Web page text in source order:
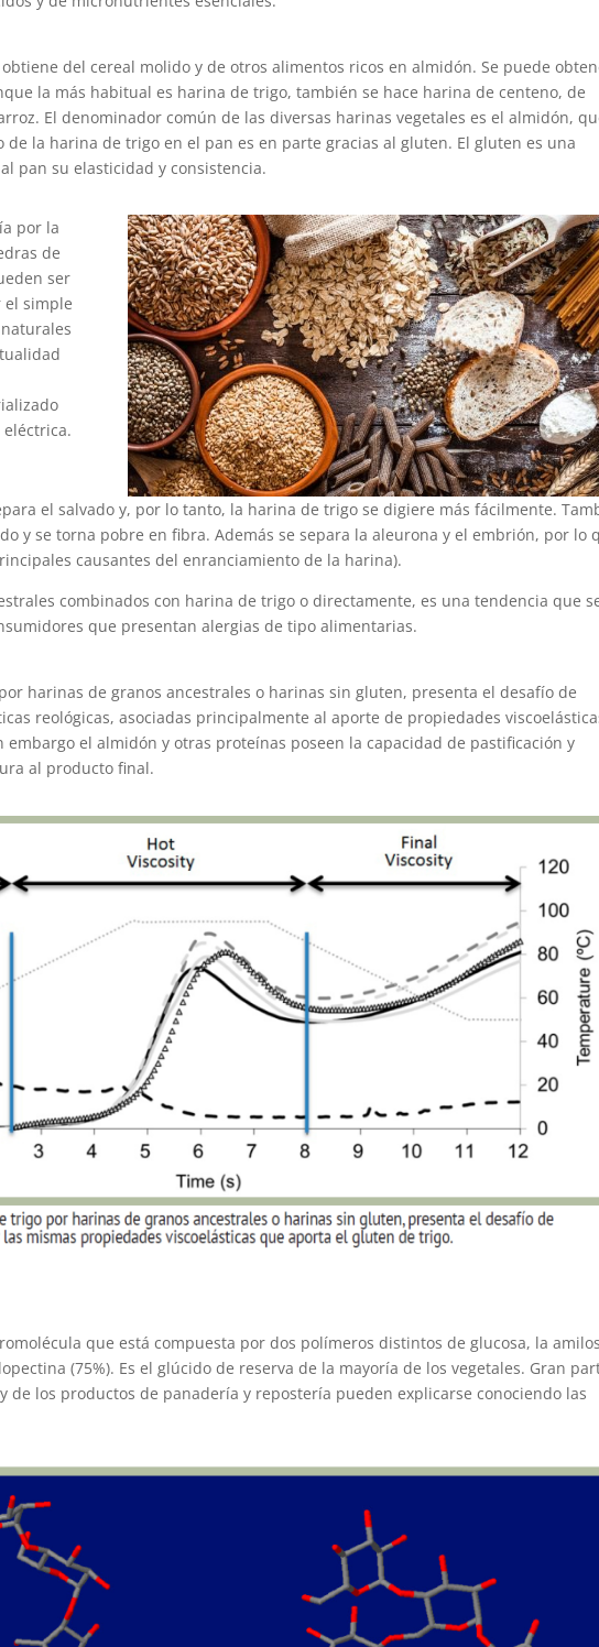
del cereal molido y de otros alimentos ricos en almidón. Se puede
la más habitual es harina de trigo, también se hace harina de centeno, de
El denominador común de las diversas harinas vegetales es el almidón,
de la harina de trigo en el pan es en parte gracias al gluten. El gluten es una
pan su elasticidad y consistencia.
por la
de
ser
el simple
el salvado y, por lo tanto, la harina de trigo se digiere más fácilmente.
y se torna pobre en fibra. Además se separa la aleurona y el embrión, por lo
causantes del enranciamiento de la harina).
combinados con harina de trigo o directamente, es una tendencia que
que presentan alergias de tipo alimentarias.
harinas de granos ancestrales o harinas sin gluten, presenta el desafío de
reológicas, asociadas principalmente al aporte de propiedades
el almidón y otras proteínas poseen la capacidad de pastificación y
al producto final.
que está compuesta por dos polímeros distintos de glucosa, la
(75%). Es el glúcido de reserva de la mayoría de los vegetales. Gran
de los productos de panadería y repostería pueden explicarse conociendo las